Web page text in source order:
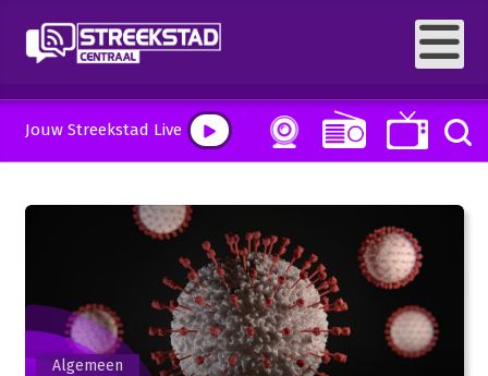
Jouw Streekstad Live
Algemeen